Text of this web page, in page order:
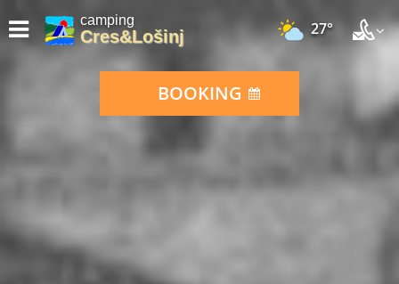
camping
Cres&Lošinj 27°
BOOKING